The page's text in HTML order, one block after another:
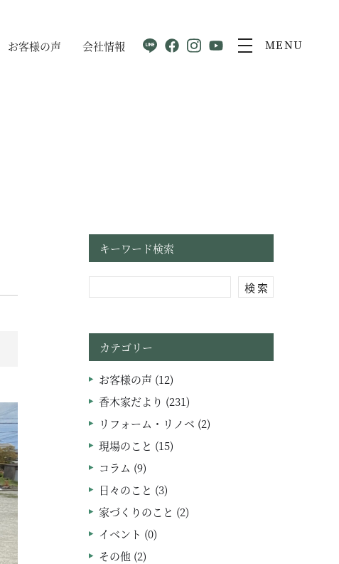
お客様の声 会社情報 MENU
キーワード検索
検 索
カテゴリー
お客様の声 (12)
香木家だより (231)
リフォーム・リノベ (2)
現場のこと (15)
コラム (9)
日々のこと (3)
家づくりのこと (2)
イベント (0)
その他 (2)